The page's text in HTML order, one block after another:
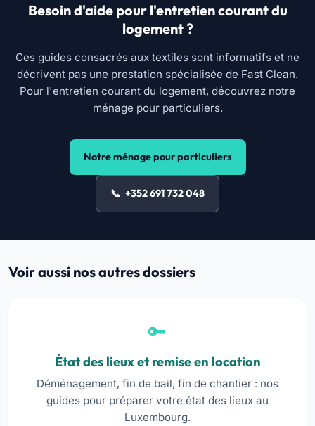
Besoin d'aide pour l'entretien courant du
logement ?
Ces guides consacrés aux textiles sont informatifs et ne
décrivent pas une prestation spécialisée de Fast Clean.
Pour l'entretien courant du logement, découvrez notre
ménage pour particuliers.
Notre ménage pour particuliers
+352 691 732 048
Voir aussi nos autres dossiers
État des lieux et remise en location
Déménagement, fin de bail, fin de chantier : nos
guides pour préparer votre état des lieux au
Luxembourg.